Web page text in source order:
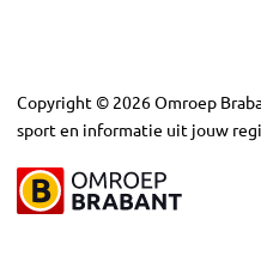
Copyright © 2026Omroep
sport en informatie uit jouw